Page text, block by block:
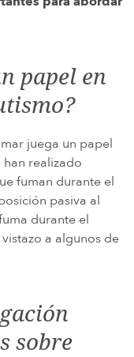
papel en
juega un papel
realizado
fuman durante el
pasiva al
durante el
a algunos de
sobre